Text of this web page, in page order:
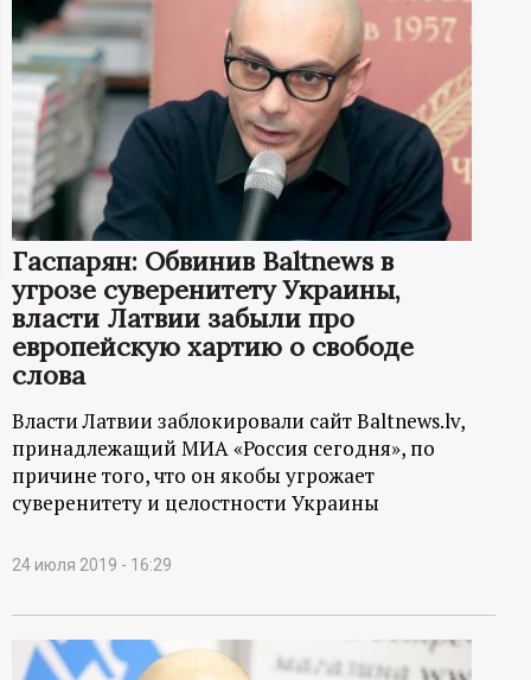
ф
о
р
м
а
ц
и
о
н
й
Гаспарян: Обвинив Baltnews в
угрозе суверенитету Украины,
власти Латвии забыли про
европейскую хартию о свободе
слова
Власти Латвии заблокировали сайт Baltnews.lv,
принадлежащий МИА «Россия сегодня», по
причине того, что он якобы угрожает
суверенитету и целостности Украины
24 июля 2019 - 16:29